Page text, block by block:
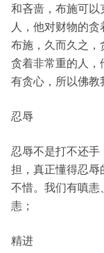
和吝啬，布施可以
人，他对财物的
布施，久而久之，
贪着非常重的人，
有贪心，所以佛教
忍辱
忍辱不是打不还
担，真正懂得忍
不惜。我们有嗔恚
恚；
精进